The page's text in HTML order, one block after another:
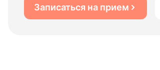
Записаться на прием